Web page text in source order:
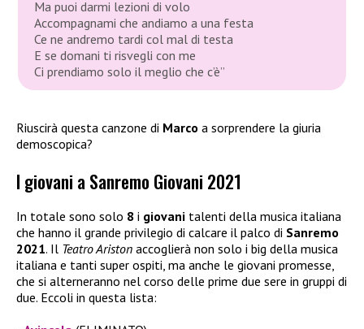
Ma puoi darmi lezioni di volo
Accompagnami che andiamo a una festa
Ce ne andremo tardi col mal di testa
E se domani ti risvegli con me
Ci prendiamo solo il meglio che c’è”
Riuscirà questa canzone di Marco a sorprendere la giuria
demoscopica?
I giovani a Sanremo Giovani 2021
In totale sono solo 8 i giovani talenti della musica italiana
che hanno il grande privilegio di calcare il palco di Sanremo
2021. Il Teatro Ariston accoglierà non solo i big della musica
italiana e tanti super ospiti, ma anche le giovani promesse,
che si alterneranno nel corso delle prime due sere in gruppi di
due. Eccoli in questa lista: